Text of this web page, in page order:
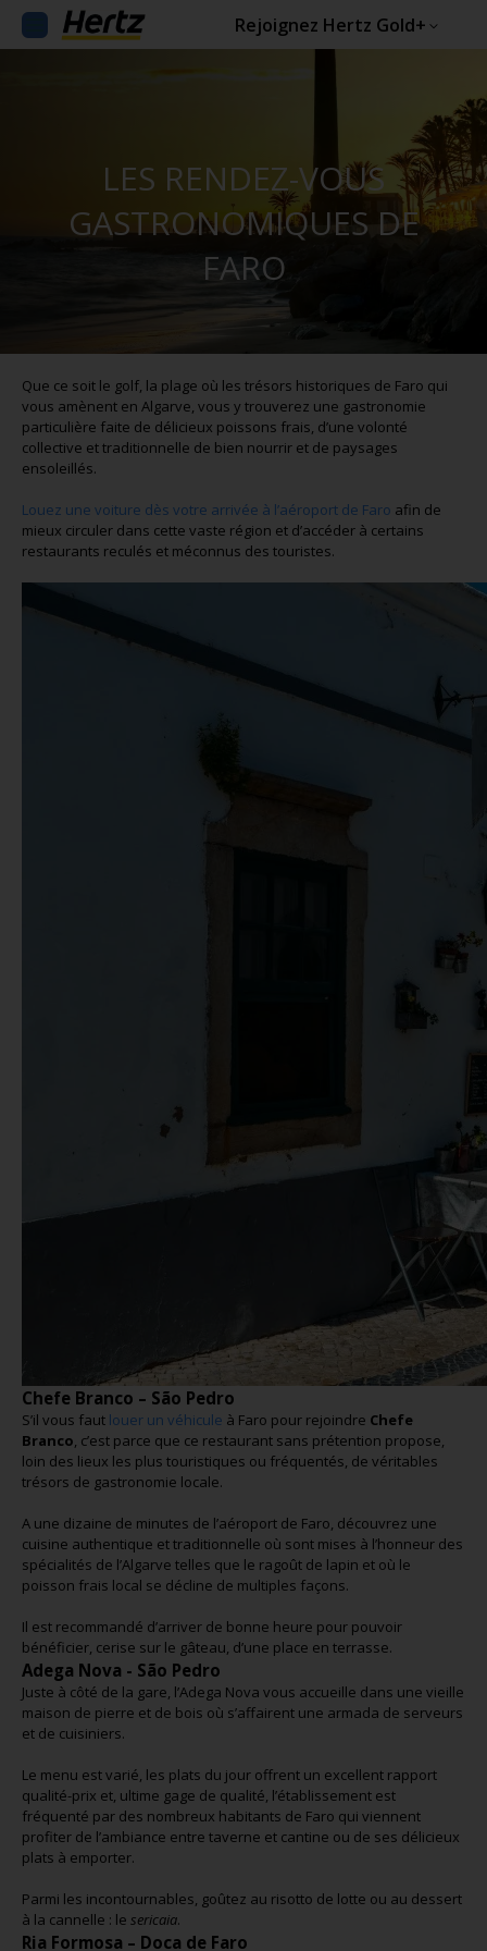
Rejoignez Hertz Gold+
LES RENDEZ-VOUS
GASTRONOMIQUES DE
FARO
Que ce soit le golf, la plage où les trésors historiques de Faro qui
vous amènent en Algarve, vous y trouverez une gastronomie
particulière faite de délicieux poissons frais, d’une volonté
collective et traditionnelle de bien nourrir et de paysages
ensoleillés.
Louez une voiture dès votre arrivée à l’aéroport de Faro afin de
mieux circuler dans cette vaste région et d’accéder à certains
restaurants reculés et méconnus des touristes.
Chefe Branco – São Pedro
S’il vous faut louer un véhicule à Faro pour rejoindre Chefe
Branco, c’est parce que ce restaurant sans prétention propose,
loin des lieux les plus touristiques ou fréquentés, de véritables
trésors de gastronomie locale.
A une dizaine de minutes de l’aéroport de Faro, découvrez une
cuisine authentique et traditionnelle où sont mises à l’honneur des
spécialités de l’Algarve telles que le ragoût de lapin et où le
poisson frais local se décline de multiples façons.
Il est recommandé d’arriver de bonne heure pour pouvoir
bénéficier, cerise sur le gâteau, d’une place en terrasse.
Adega Nova - São Pedro
Juste à côté de la gare, l’Adega Nova vous accueille dans une vieille
maison de pierre et de bois où s’affairent une armada de serveurs
et de cuisiniers.
Le menu est varié, les plats du jour offrent un excellent rapport
qualité-prix et, ultime gage de qualité, l’établissement est
fréquenté par des nombreux habitants de Faro qui viennent
profiter de l’ambiance entre taverne et cantine ou de ses délicieux
plats à emporter.
Parmi les incontournables, goûtez au risotto de lotte ou au dessert
à la cannelle : le sericaia.
Ria Formosa – Doca de Faro